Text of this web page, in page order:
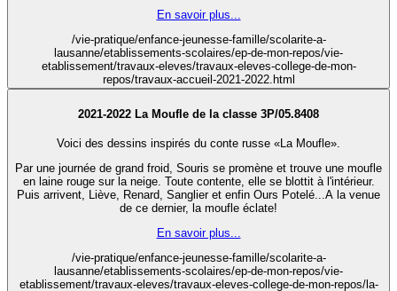
En savoir plus...
/vie-pratique/enfance-jeunesse-famille/scolarite-a-
lausanne/etablissements-scolaires/ep-de-mon-repos/vie-
etablissement/travaux-eleves/travaux-eleves-college-de-mon-
repos/travaux-accueil-2021-2022.html
2021-2022 La Moufle de la classe 3P/05.8408
Voici des dessins inspirés du conte russe «La Moufle».
Par une journée de grand froid, Souris se promène et trouve une moufle
en laine rouge sur la neige. Toute contente, elle se blottit à l'intérieur.
Puis arrivent, Liève, Renard, Sanglier et enfin Ours Potelé...A la venue
de ce dernier, la moufle éclate!
En savoir plus...
/vie-pratique/enfance-jeunesse-famille/scolarite-a-
lausanne/etablissements-scolaires/ep-de-mon-repos/vie-
etablissement/travaux-eleves/travaux-eleves-college-de-mon-repos/la-